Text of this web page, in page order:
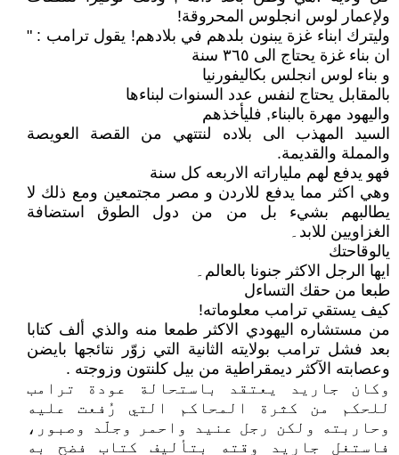
ولإعمار لوس انجلوس المحروقة!
وليترك ابناء غزة يبنون بلدهم في بلادهم! يقول ترامب : "
ان بناء غزة يحتاج الى ٣٦٥ سنة
و بناء لوس انجلس بكاليفورنيا
بالمقابل يحتاج لنفس عدد السنوات لبناءها
واليهود مهرة بالبناء, فليأخذهم
السيد المهذب الى بلاده لنتتهي من القصة العويصة
والمملة والقديمة.
فهو يدفع لهم ملياراته الاربعه كل سنة
وهي اكثر مما يدفع للاردن و مصر مجتمعين ومع ذلك لا
يطالبهم بشيء بل من من دول الطوق استضافة
الغزاويين للابد۔
يالوقاحتك
ايها الرجل الاكثر جنونا بالعالم۔
طبعا من حقك التساءل
كيف يستقي ترامب معلوماته!
من مستشاره اليهودي الاكثر طمعا منه والذي ألف كتابا
بعد فشل ترامب بولايته الثانية التي زوّر نتائجها بايضن
وعصابته الآكثر ديمقراطية من بيل كلنتون وزوجته .
وكان جاريد يعتقد باستحالة عودة ترامب
للحكم من كثرة المحاكم التي رُفعت عليه
وحاربته ولكن رجل عنيد واحمر وجلّد وصبور،
فاستغل جاريد وقته بتأليف كتاب فضح به